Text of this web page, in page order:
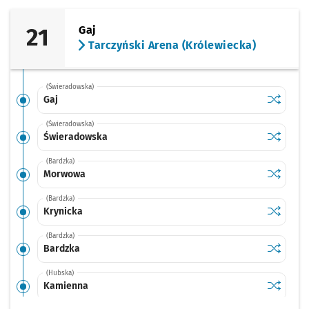
21
Gaj
Tarczyński Arena (Królewiecka)
(Świeradowska)
Gaj Sprawdź
Gaj
(Świeradowska)
Świeradowska Sprawdź
(Bardzka)
Morwowa Sprawdź
Morwowa
(Bardzka)
Krynicka Sprawdź
Krynicka
(Bardzka)
Bardzka Sprawdź
Bardzka
(Hubska)
Kamienna Sprawdź